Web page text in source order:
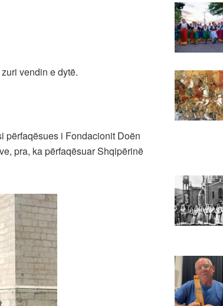
vendin e dytë.
përfaqësues i Fondacionit Doën
pra, ka përfaqësuar Shqipërinë